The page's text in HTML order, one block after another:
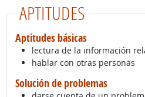
APTITUDES
Aptitudes básicas
lectura de la información
hablar con otras personas
Solución de problemas